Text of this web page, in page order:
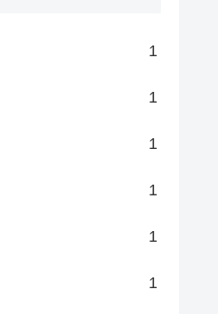
1
1
1
1
1
1